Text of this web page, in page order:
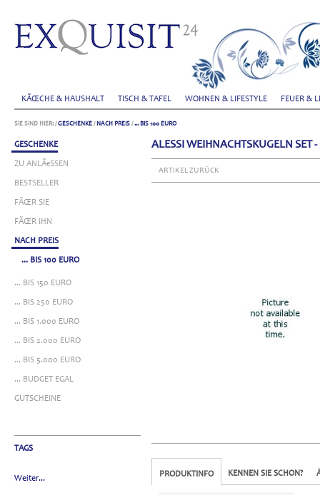
KÃŒCHE & HAUSHALT TISCH & TAFEL WOHNEN & LIFESTYLE FEUER &
SIE SIND HIER: /GESCHENKE / NACH PREIS /... BIS 100 EURO
GESCHENKE
ZU ANLÃ€SSEN
BESTSELLER
FÃŒR SIE
FÃŒR IHN
NACH PREIS
... BIS 100 EURO
... BIS 150 EURO
... BIS 250 EURO
... BIS 1.000 EURO
... BIS 2.000 EURO
... BIS 5.000 EURO
... BUDGET EGAL
GUTSCHEINE
TAGS
Weiter...
ALESSI WEIHNACHTSKUGELN SET -
ARTIKEL ZURÜCK
PRODUKTINFO KENNEN SIE SCHON?